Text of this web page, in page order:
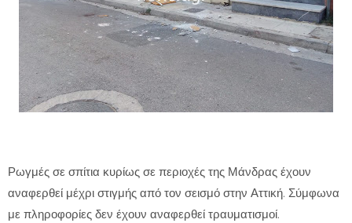
Ρωγμές σε σπίτια κυρίως σε περιοχές της Μάνδρας έχουν
αναφερθεί μέχρι στιγμής από τον σεισμό στην Αττική. Σύμφωνα
με πληροφορίες δεν έχουν αναφερθεί τραυματισμοί.